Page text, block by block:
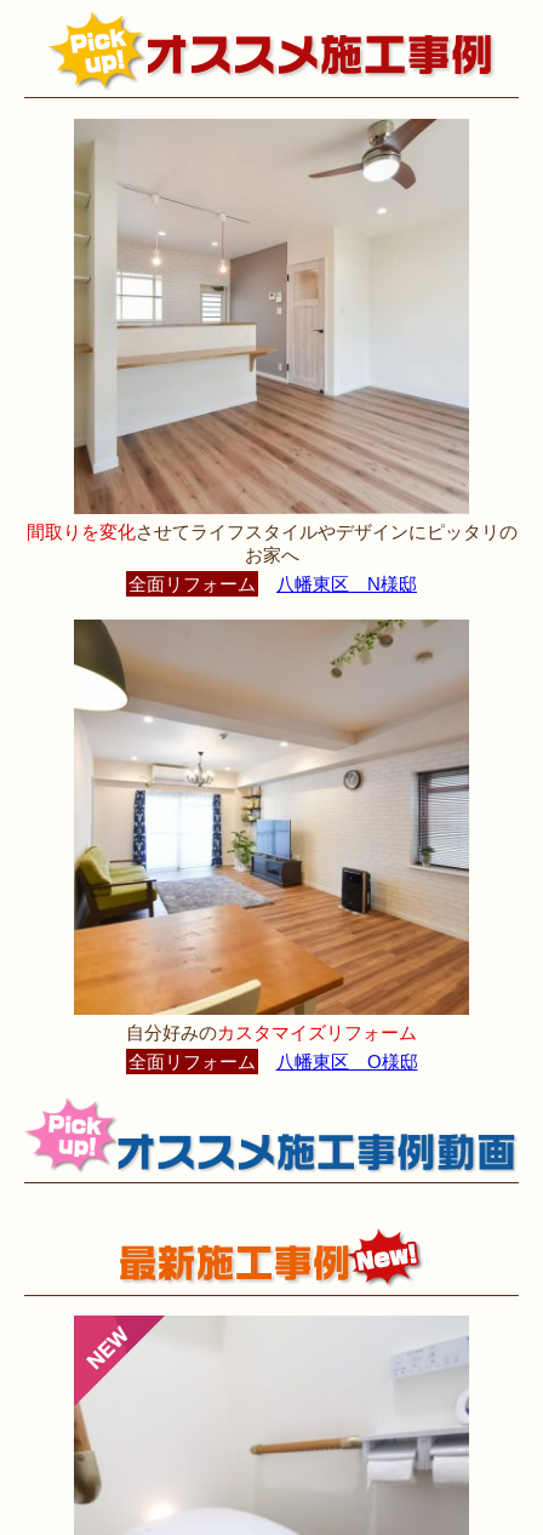
間取りを変化させてライフスタイルやデザインにピッタリの
お家へ
全面リフォーム
八幡東区 N様邸
自分好みのカスタマイズリフォーム
全面リフォーム
八幡東区 O様邸